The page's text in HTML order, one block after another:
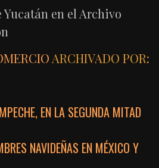
Yucatán en el Archivo
ARCHIVADO POR:
EN LA SEGUNDA MITAD
NAVIDEÑAS EN MÉXICO Y